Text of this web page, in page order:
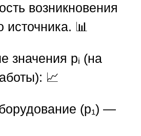
возникновения
источника. 📊
значения pᵢ (на
📈
(p₁) —